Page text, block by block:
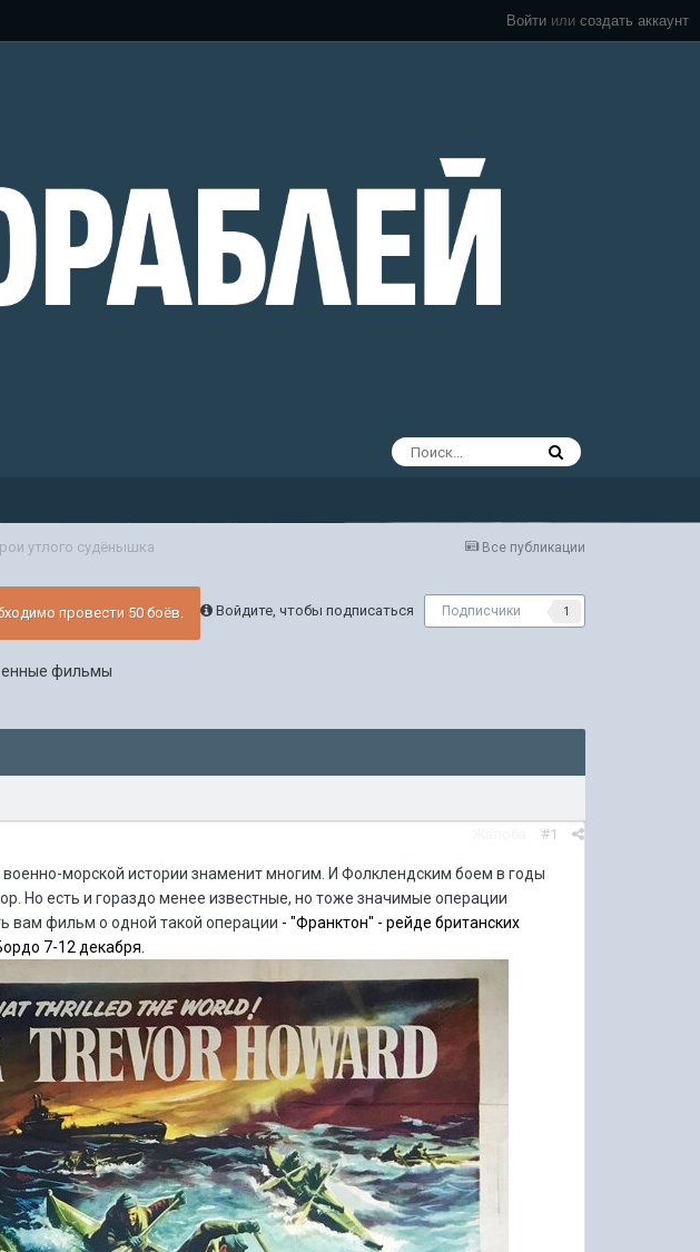
Войти или создать аккаунт
Все публикации
утлого судёнышка
Войдите, чтобы подписаться Подписчики 1
провести 50 боёв.
фильмы
#1
морской истории знаменит многим. И Фолклендским боем в годы
Но есть и гораздо менее известные, но тоже значимые операции
вам фильм о одной такой операции - "Франктон" - рейде британских
7-12 декабря.